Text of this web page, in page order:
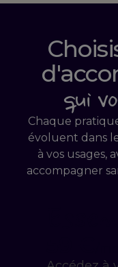
qui
Chaque
évoluent dans
à vos usages,
accompagner